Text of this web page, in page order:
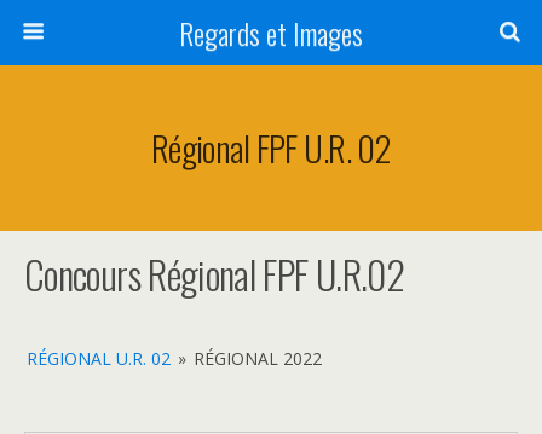
Regards et Images
Régional FPF U.R. 02
Concours Régional FPF U.R.02
RÉGIONAL U.R. 02 » RÉGIONAL 2022